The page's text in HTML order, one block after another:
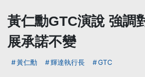
黃仁勳GTC演說 強調
展承諾不變
黃仁勳 輝達執行長 GTC